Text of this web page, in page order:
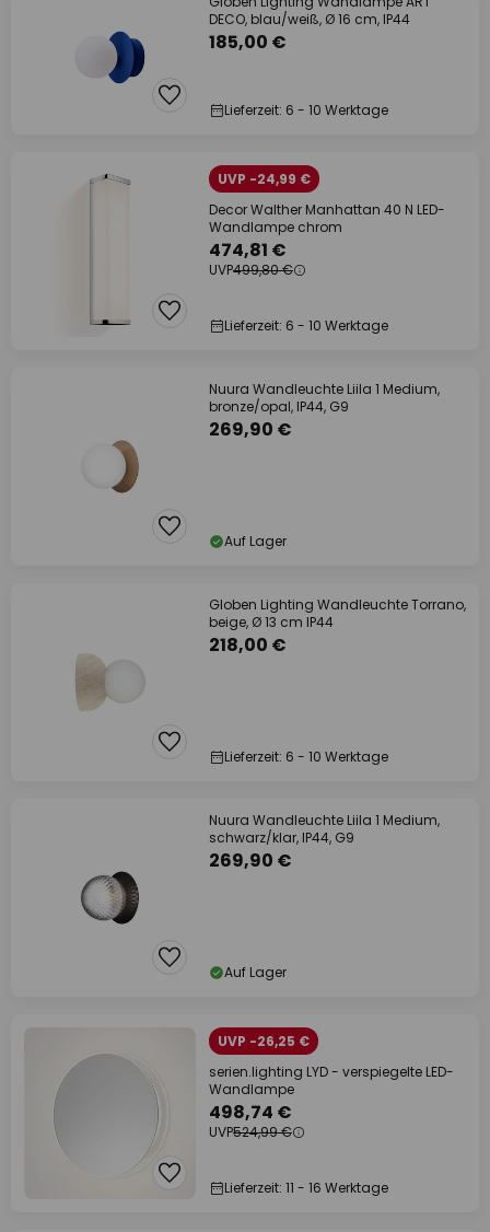
DECO, blau/weiß, Ø 16 cm, IP44
185,00 €
Lieferzeit: 6 - 10 Werktage
UVP -24,99 €
Decor Walther Manhattan 40 N LED-
Wandlampe chrom
474,81 €
UVP499,80 €
Lieferzeit: 6 - 10 Werktage
Nuura Wandleuchte Liila 1 Medium,
bronze/opal, IP44, G9
269,90 €
Auf Lager
Globen Lighting Wandleuchte Torrano,
beige, Ø 13 cm IP44
218,00 €
Lieferzeit: 6 - 10 Werktage
Nuura Wandleuchte Liila 1 Medium,
schwarz/klar, IP44, G9
269,90 €
Auf Lager
UVP -26,25 €
serien.lighting LYD - verspiegelte LED-
Wandlampe
498,74 €
UVP524,99 €
Lieferzeit: 11 - 16 Werktage